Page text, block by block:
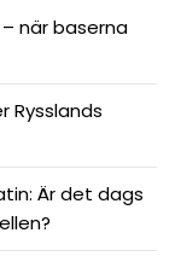
när baserna
Rysslands
Är det dags